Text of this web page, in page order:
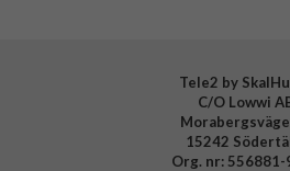
Tele2 by
C/O Lowwi
15242
Org. nr: 556881-